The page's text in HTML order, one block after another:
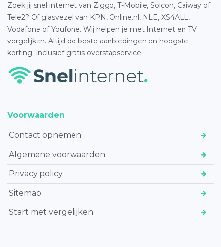
Zoek jij snel internet van Ziggo, T-Mobile, Solcon, Caiway of
Tele2? Of glasvezel van KPN, Online.nl, NLE, XS4ALL,
Vodafone of Youfone. Wij helpen je met Internet en TV
vergelijken. Altijd de beste aanbiedingen en hoogste
korting. Inclusief gratis overstapservice.
Voorwaarden
Contact opnemen
Algemene voorwaarden
Privacy policy
Sitemap
Start met vergelijken